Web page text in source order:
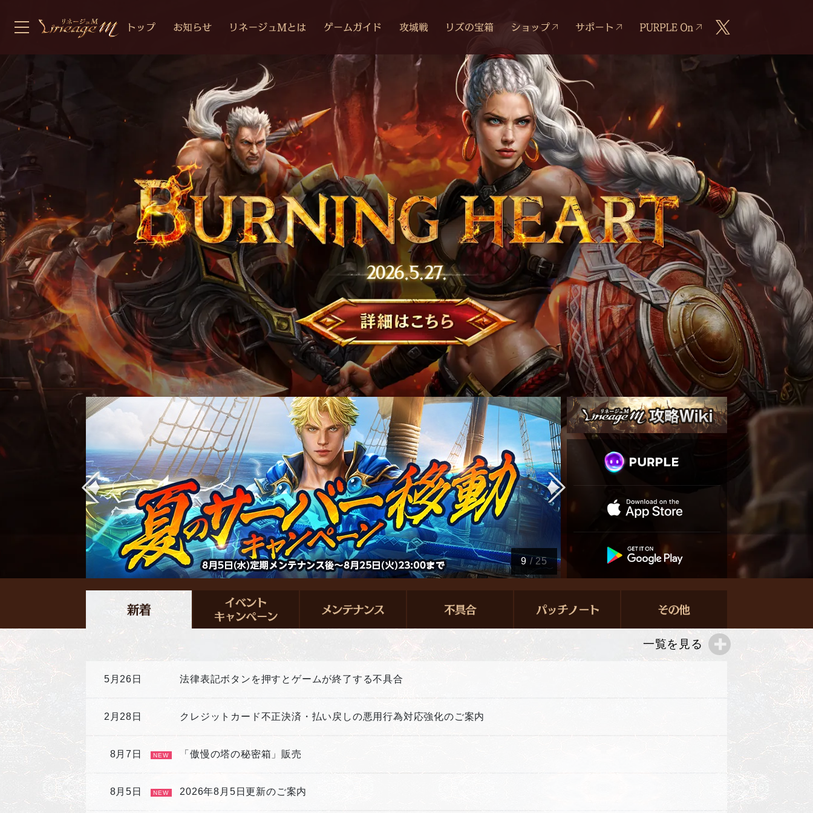
9 /25
一覧を見る
5月26日 法律表記ボタンを押すとゲームが終了する不具合
2月28日 クレジットカード不正決済・払い戻しの悪用行為対応強化のご案内
8月7日 NEW 「傲慢の塔の秘密箱」販売
8月5日 NEW 2026年8月5日更新のご案内